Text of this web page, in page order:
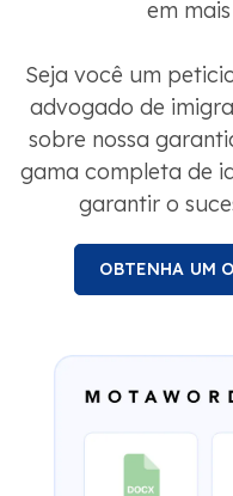
advogado de
sobre nossa
gama completa de
garantir o
OBTENHA UM